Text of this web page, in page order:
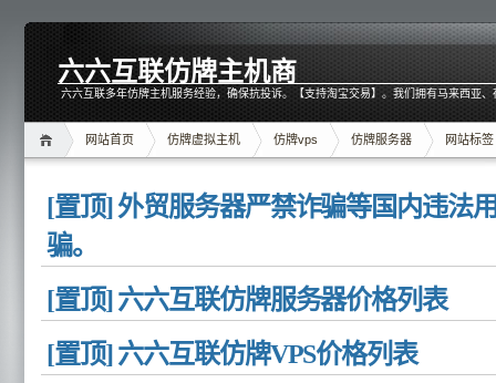
六六互联仿牌主机商
六六互联多年仿牌主机服务经验，确保抗投诉。【支持淘宝交易】。我们拥有马来西亚
网站首页 仿牌虚拟主机 仿牌vps 仿牌服务器 网站标签
[置顶] 外贸服务器严禁诈骗等国内违法
骗。
[置顶] 六六互联仿牌服务器价格列表
[置顶] 六六互联仿牌VPS价格列表